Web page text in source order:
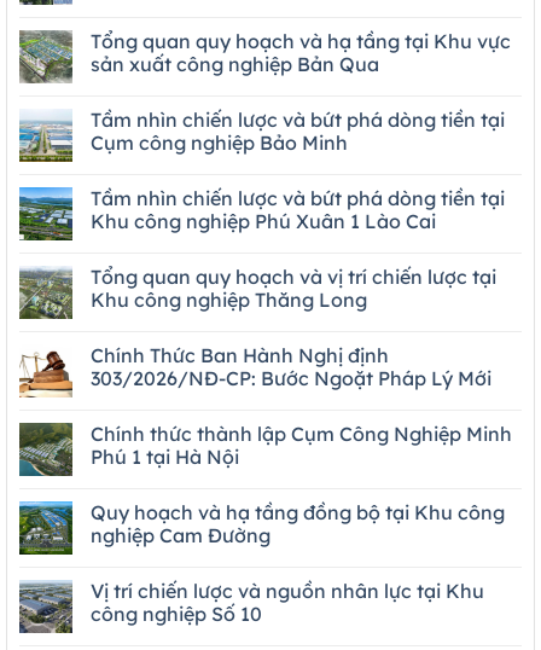
Tổng quan quy hoạch và hạ tầng tại Khu vực
sản xuất công nghiệp Bản Qua
Tầm nhìn chiến lược và bứt phá dòng tiền tại
Cụm công nghiệp Bảo Minh
Tầm nhìn chiến lược và bứt phá dòng tiền tại
Khu công nghiệp Phú Xuân 1 Lào Cai
Tổng quan quy hoạch và vị trí chiến lược tại
Khu công nghiệp Thăng Long
Chính Thức Ban Hành Nghị định
303/2026/NĐ-CP: Bước Ngoặt Pháp Lý Mới
Chính thức thành lập Cụm Công Nghiệp Minh
Phú 1 tại Hà Nội
Quy hoạch và hạ tầng đồng bộ tại Khu công
nghiệp Cam Đường
Vị trí chiến lược và nguồn nhân lực tại Khu
công nghiệp Số 10